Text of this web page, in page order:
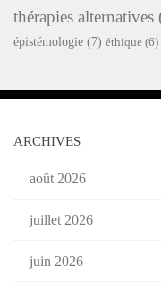
thérapies alternatives
épistémologie (7) éthique (6)
ARCHIVES
août 2026
juillet 2026
juin 2026